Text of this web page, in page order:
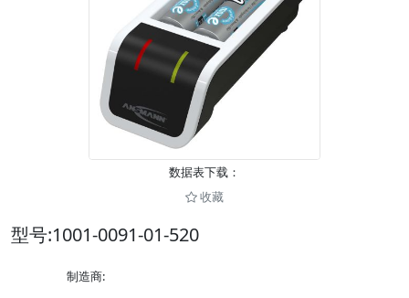
数据表下载：
收藏
型号:1001-0091-01-520
制造商: